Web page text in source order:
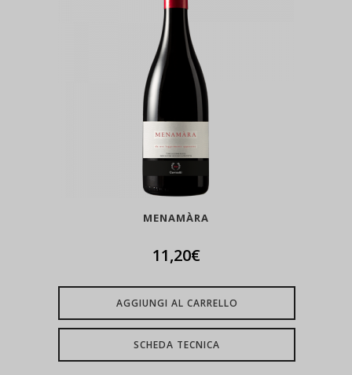
MENAMÀRA
11,20€
AGGIUNGI AL CARRELLO
SCHEDA TECNICA